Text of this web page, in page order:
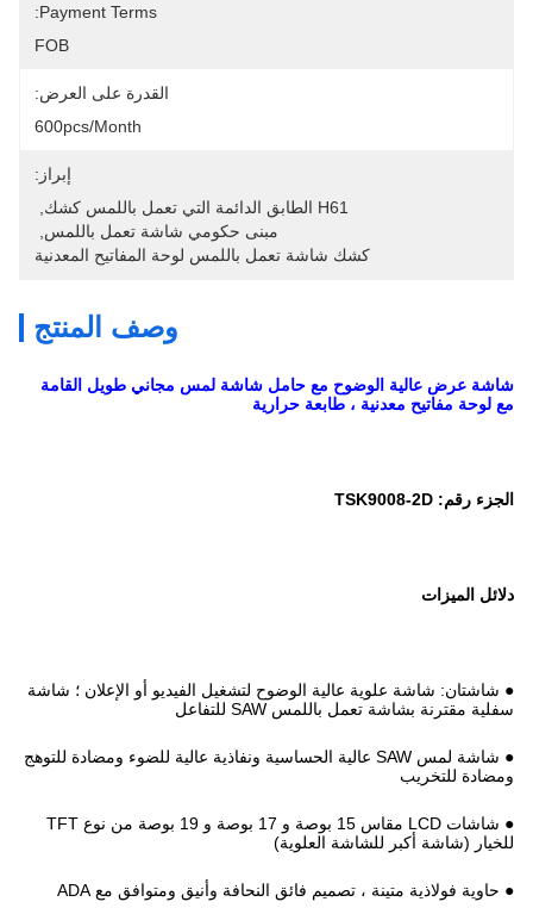
Payment Terms:
FOB
القدرة على العرض:
600pcs/Month
إبراز:
H61 الطابق الدائمة التي تعمل باللمس كشك
مبنى حكومي شاشة تعمل باللمس
كشك شاشة تعمل باللمس لوحة المفاتيح المعدنية
وصف المنتج
شاشة عرض عالية الوضوح مع حامل شاشة لمس مجاني طويل القامة
مع لوحة مفاتيح معدنية ، طابعة حرارية
الجزء رقم: TSK9008-2D
دلائل الميزات
● شاشتان: شاشة علوية عالية الوضوح لتشغيل الفيديو أو الإعلان ؛ شاشة
سفلية مقترنة بشاشة تعمل باللمس SAW للتفاعل
● شاشة لمس SAW عالية الحساسية ونفاذية عالية للضوء ومضادة للتوهج
ومضادة للتخريب
● شاشات LCD مقاس 15 بوصة و 17 بوصة و 19 بوصة من نوع TFT
للخيار (شاشة أكبر للشاشة العلوية)
● حاوية فولاذية متينة ، تصميم فائق النحافة وأنيق ومتوافق مع ADA